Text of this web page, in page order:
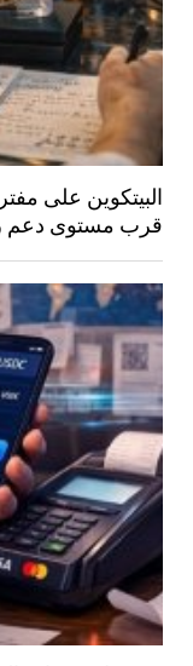
البيتكوين على
قرب مستوى دعم